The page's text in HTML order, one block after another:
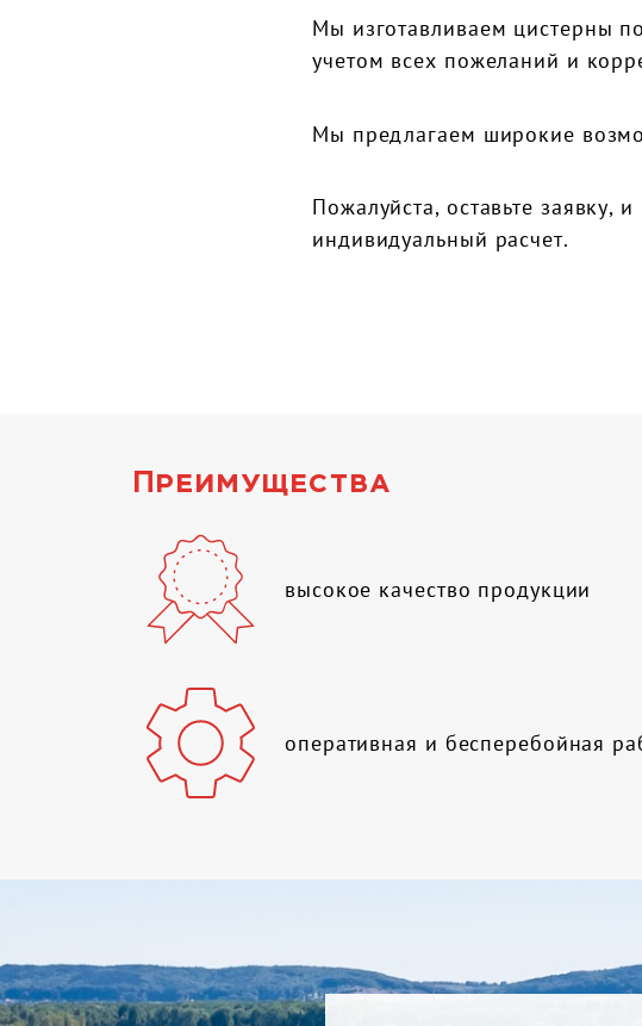
Мы изготавливаем цистерны
учетом всех пожеланий и
Мы предлагаем широкие
Пожалуйста, оставьте заявку,
индивидуальный расчет.
Преимущества
высокое качество продукции
оперативная и бесперебойная